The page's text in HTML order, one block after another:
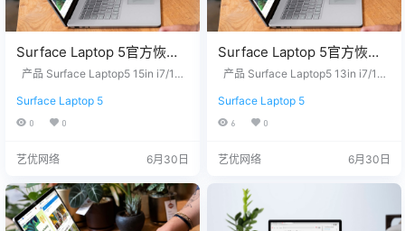
Surface Laptop 5官方恢复
镜像25H2版本
22_2026.331.11901922.zip
网盘下载
产品 Surface Laptop5 15in i7/16/
2 没有找到您需要的文件？ 请联系
我们，提供您设备上的12位产品序
07 站长推荐 1. 购买之前请确认平
题请联系我们，服…
Surface Laptop 5
0 0
艺优网络 6月30日
Surface Laptop 5官方恢复
镜像25H2版本
32_2026.331.11901922.zip
网盘下载
产品 Surface Laptop5 13in i7/16/
5H2 没有找到您需要的文件？ 请联
系我们，提供您设备上的12位产品
7650007 站长推荐 1. 购买之前请
任何问题请联系我们，…
Surface Laptop 5
6 0
艺优网络 6月30日